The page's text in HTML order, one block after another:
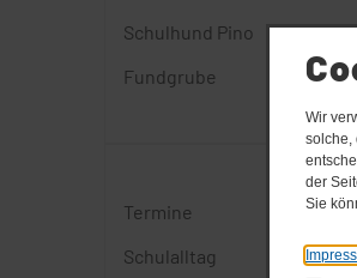
Wir
solche,
der
Sie
Schulhund Pino
Fundgrube
Termine
Schulalltag